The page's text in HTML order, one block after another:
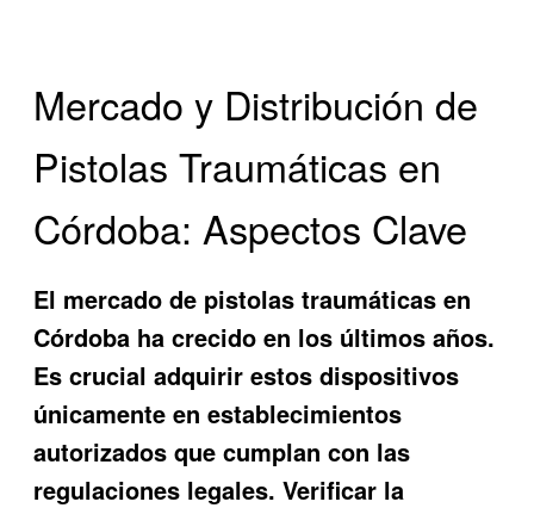
Mercado y Distribución de
Pistolas Traumáticas en
Córdoba: Aspectos Clave
El mercado de pistolas traumáticas en
Córdoba ha crecido en los últimos años.
Es crucial adquirir estos dispositivos
únicamente en establecimientos
autorizados que cumplan con las
regulaciones legales. Verificar la